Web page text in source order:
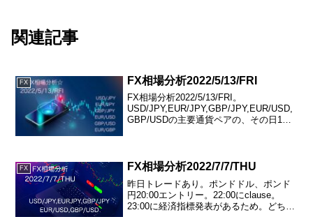
関連記事
FX FX相場分析2022/5/13/FRI
FX相場分析2022/5/13/FRI。
USD/JPY,EUR/JPY,GBP/JPY,EUR/USD,
GBP/USDの主要通貨ペアの、その日1日
FX FX相場分析2022/7/7/THU
昨日トレードあり。ポンドドル、ポンド
円20:00エントリー。22:00にclause。
23:00に経済指標発表があるため。どちら